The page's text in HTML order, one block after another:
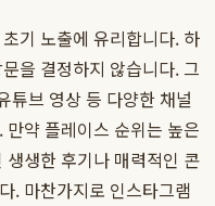
기 노출에 유리합니다. 하
을 결정하지 않습니다. 그
튜브 영상 등 다양한 채널
약 플레이스 순위는 높은
생한 후기나 매력적인 콘
. 마찬가지로 인스타그램